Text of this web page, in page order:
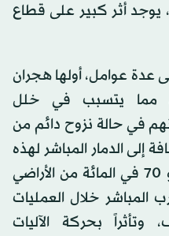
يوجد أثر كبير على قطاع
عدة عوامل، أولها هجران
مما يتسبب في خلل
في حالة نزوح دائم من
إلى الدمار المباشر لهذه
الأراضي، فقد جرى تدمير نحو 70 في المائة من الأراضي
المباشر خلال العمليات
وتأثراً بحركة الآليات